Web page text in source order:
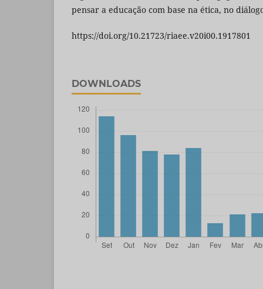
pensar a educação com base na ética, no
https://doi.org/10.21723/riaee.v20i00.1917801
DOWNLOADS